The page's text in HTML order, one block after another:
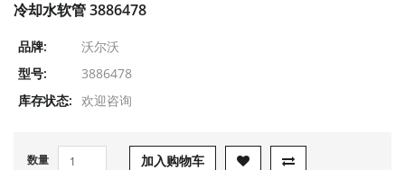
冷却水软管 3886478
品牌:
沃尔沃
型号:
3886478
库存状态: 欢迎咨询
数量 加入购物车